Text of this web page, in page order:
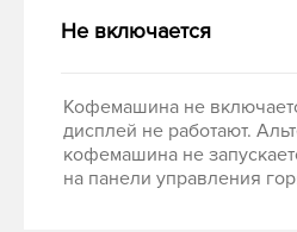
Не включается
Кофемашина не
дисплей не работают.
кофемашина не
на панели управления